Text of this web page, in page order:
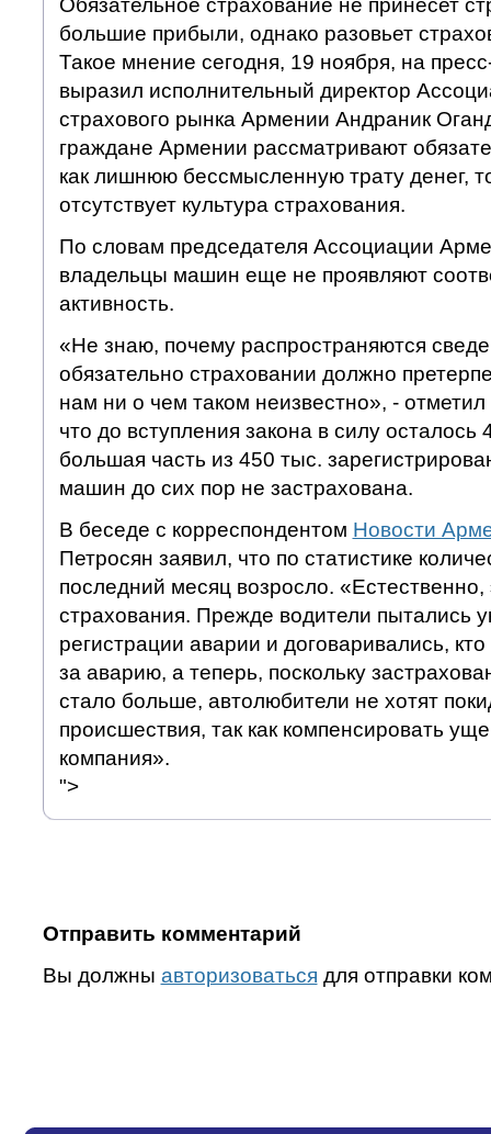
большие прибыли, однако разовьет
Такое мнение сегодня, 19 ноября, на
выразил исполнительный директор
страхового рынка Армении Андраник
граждане Армении рассматривают
как лишнюю бессмысленную трату денег,
отсутствует культура страхования.
По словам председателя Ассоциации
владельцы машин еще не проявляют
активность.
«Не знаю, почему распространяются
обязательно страховании должно
нам ни о чем таком неизвестно», -
что до вступления закона в силу осталось
большая часть из 450 тыс.
машин до сих пор не застрахована.
В беседе с корреспондентом Новости
Петросян заявил, что по статистике
последний месяц возросло. «Естественно,
страхования. Прежде водители пытались
регистрации аварии и договаривались,
за аварию, а теперь, поскольку
стало больше, автолюбители не хотят
происшествия, так как компенсировать
компания».
">
Отправить комментарий
Вы должны авторизоваться для отправки